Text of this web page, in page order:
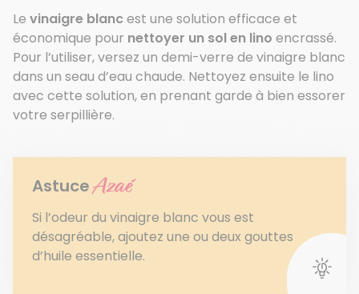
Le vinaigre blancest une solution efficace et
économique pour nettoyer un sol en lino encrassé.
Pour l’utiliser, versez un demi-verre de vinaigre blanc
dans un seau d’eau chaude. Nettoyez ensuite le lino
avec cette solution, en prenant garde à bien essorer
votre serpillière.
Astuce Azaé
Si l’odeur du vinaigre blanc vous est
désagréable, ajoutez une ou deux gouttes
d’huile essentielle.